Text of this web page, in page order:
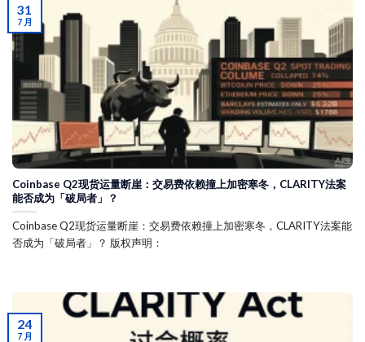
Coinbase Q2现货运量断崖：交易费依赖撞上加密寒冬，CLARITY法案
能否成为「破局者」？
Coinbase Q2现货运量断崖：交易费依赖撞上加密寒冬，CLARITY法案能
否成为「破局者」？ 版权声明：
31
7 月
24
7 月